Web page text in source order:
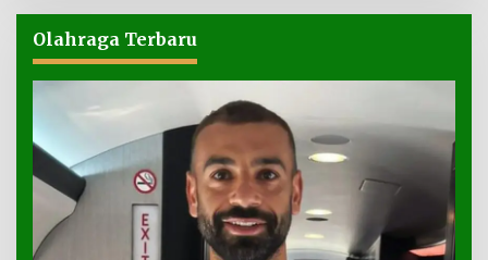
Olahraga Terbaru